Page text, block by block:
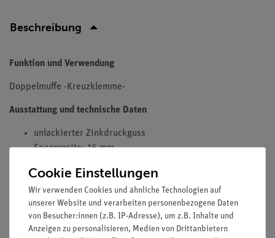
Beschreibung
Funktion und Verwendung
Doppelmuffe -Kreuzklemme-
Ausstattung und technische Daten
unlackierter Zinkdruckguss
Spannweite: 16 mm
Versandkostenfrei ab 300,- €
Cookie Einstellungen
Wir verwenden Cookies und ähnliche Technologien auf
unserer Website und verarbeiten personenbezogene Daten
von Besucher:innen (z.B. IP-Adresse), um z.B. Inhalte und
Anzeigen zu personalisieren, Medien von Drittanbietern